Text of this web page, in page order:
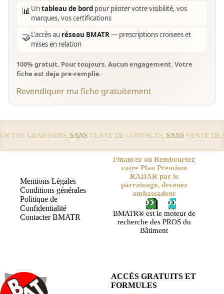
📊Untableau de bord pour piloter votre visibilité, vos
marques, vos certifications
🤝L'accès au réseau BMATR— prescriptions croisees et
mises en relation
100% gratuit. Pour toujours. Aucun engagement. Votre
fiche est deja pre-remplie.
Revendiquer ma fiche gratuitement
VOS CHANTIERS,SANSVENTE DE CONTACTS, SANSVENTE DE
Mentions Légales
Conditions générales
Politique de
Confidentialité
Contacter BMATR
Financez ou Remboursez
votre Plan Premium
RADAR par le
parrainage, devenez
ambassadeur
BMATR® est le moteur de
recherche des PROS du
Bâtiment
ACCÈS GRATUITS ET
FORMULES